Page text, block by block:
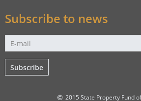
Subscribe to news
Subscribe
2015 State Property Fund